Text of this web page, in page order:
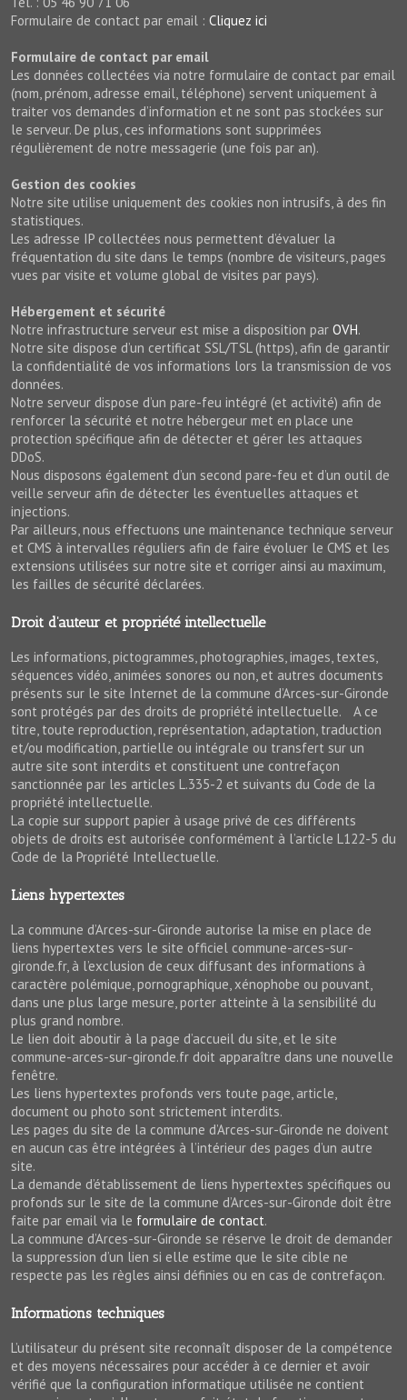
Formulaire de contact par email : Cliquez ici
Formulaire de contact par email
Les données collectées via notre formulaire de contact par email
(nom, prénom, adresse email, téléphone) servent uniquement à
traiter vos demandes d’information et ne sont pas stockées sur
le serveur. De plus, ces informations sont supprimées
régulièrement de notre messagerie (une fois par an).
Gestion des cookies
Notre site utilise uniquement des cookies non intrusifs, à des fin
statistiques.
Les adresse IP collectées nous permettent d’évaluer la
fréquentation du site dans le temps (nombre de visiteurs, pages
vues par visite et volume global de visites par pays).
Hébergement et sécurité
Notre infrastructure serveur est mise a disposition par OVH.
Notre site dispose d’un certificat SSL/TSL (https), afin de garantir
la confidentialité de vos informations lors la transmission de vos
données.
Notre serveur dispose d’un pare-feu intégré (et activité) afin de
renforcer la sécurité et notre hébergeur met en place une
protection spécifique afin de détecter et gérer les attaques
DDoS.
Nous disposons également d’un second pare-feu et d’un outil de
veille serveur afin de détecter les éventuelles attaques et
injections.
Par ailleurs, nous effectuons une maintenance technique serveur
et CMS à intervalles réguliers afin de faire évoluer le CMS et les
extensions utilisées sur notre site et corriger ainsi au maximum,
les failles de sécurité déclarées.
Droit d’auteur et propriété intellectuelle
Les informations, pictogrammes, photographies, images, textes,
séquences vidéo, animées sonores ou non, et autres documents
présents sur le site Internet de la commune d’Arces-sur-Gironde
sont protégés par des droits de propriété intellectuelle. A ce
titre, toute reproduction, représentation, adaptation, traduction
et/ou modification, partielle ou intégrale ou transfert sur un
autre site sont interdits et constituent une contrefaçon
sanctionnée par les articles L.335-2 et suivants du Code de la
propriété intellectuelle.
La copie sur support papier à usage privé de ces différents
objets de droits est autorisée conformément à l’article L122-5 du
Code de la Propriété Intellectuelle.
Liens hypertextes
La commune d’Arces-sur-Gironde autorise la mise en place de
liens hypertextes vers le site officiel commune-arces-sur-
gironde.fr, à l’exclusion de ceux diffusant des informations à
caractère polémique, pornographique, xénophobe ou pouvant,
dans une plus large mesure, porter atteinte à la sensibilité du
plus grand nombre.
Le lien doit aboutir à la page d’accueil du site, et le site
commune-arces-sur-gironde.fr doit apparaître dans une nouvelle
fenêtre.
Les liens hypertextes profonds vers toute page, article,
document ou photo sont strictement interdits.
Les pages du site de la commune d’Arces-sur-Gironde ne doivent
en aucun cas être intégrées à l’intérieur des pages d’un autre
site.
La demande d’établissement de liens hypertextes spécifiques ou
profonds sur le site de la commune d’Arces-sur-Gironde doit être
faite par email via le formulaire de contact.
La commune d’Arces-sur-Gironde se réserve le droit de demander
la suppression d’un lien si elle estime que le site cible ne
respecte pas les règles ainsi définies ou en cas de contrefaçon.
Informations techniques
L’utilisateur du présent site reconnaît disposer de la compétence
et des moyens nécessaires pour accéder à ce dernier et avoir
vérifié que la configuration informatique utilisée ne contient